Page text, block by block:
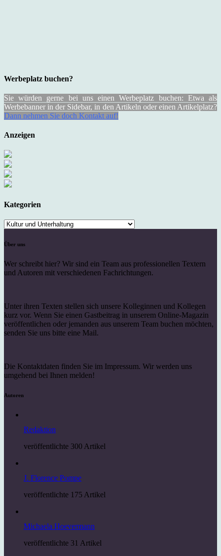
Werbeplatz buchen?
Sie würden gerne bei uns einen Werbeplatz buchen: Etwa als
Werbebanner in der Sidebar, in den Artikeln oder einen Artikelplatz?
Dann nehmen Sie doch Kontakt auf!
Anzeigen
Kategorien
Kategorien
Über uns
Wer schreibt hier? Wir sind ein Team aus professionellen Textern
und Autoren mit verschiedenen Fachrichtungen.
Unter ihren Texten stellen sich unsere Kolleginnen und Kollegen
kurz vor. Wenn Sie einen Gastbeitrag in unserem Online-Magazin
veröffentlichen oder jemanden aus unserem Team buchen möchten,
senden Sie uns bitte eine Mail.
Die Kontaktdaten finden Sie im Impressum. Wir werden uns
umgehend bei Ihnen melden!
Autoren
Redaktion
veröffentlichte 300 Artikel
J. Florence Pompe
veröffentlichte 175 Artikel
Michaela Hoevermann
veröffentlichte 31 Artikel